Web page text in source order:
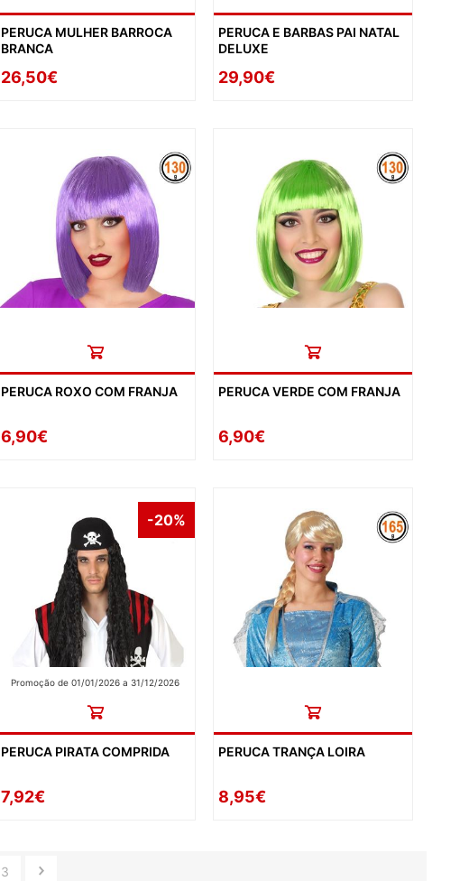
PERUCA MULHER BARROCA
BRANCA
26,50€
PERUCA E BARBAS PAI NATAL
DELUXE
29,90€
PERUCA ROXO COM FRANJA
6,90€
PERUCA VERDE COM FRANJA
6,90€
-20%
Promoção de 01/01/2026 a 31/12/2026
PERUCA PIRATA COMPRIDA
7,92€
PERUCA TRANÇA LOIRA
8,95€
3